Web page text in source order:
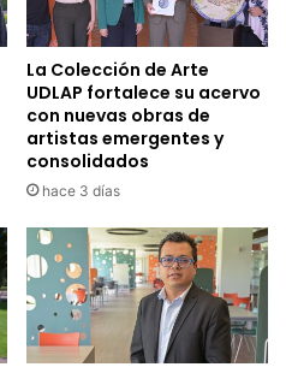
La Colección de Arte
UDLAP fortalece su acervo
con nuevas obras de
artistas emergentes y
consolidados
hace 3 días